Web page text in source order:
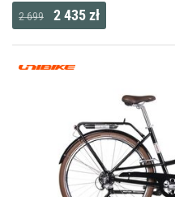
2 699 2 435 zł